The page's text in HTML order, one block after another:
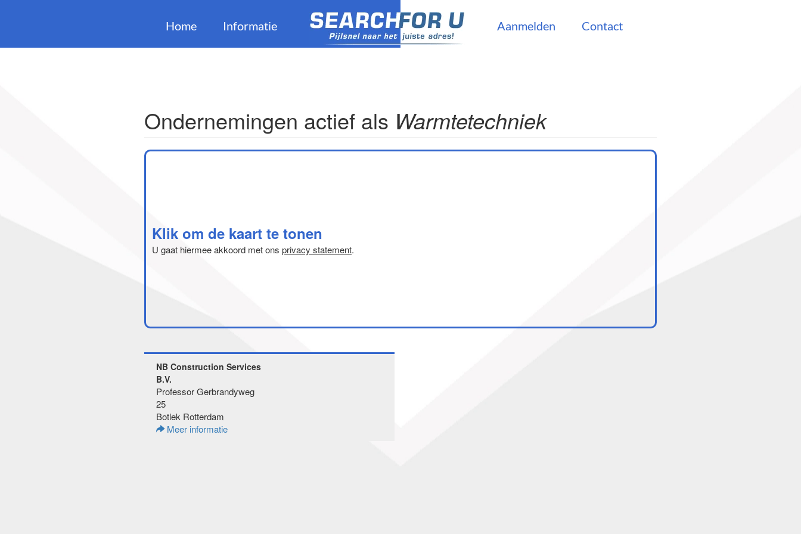
Home Informatie Aanmelden Contact
Ondernemingen actief als Warmtetechniek
Klik om de kaart te tonen
U gaat hiermee akkoord met ons privacy statement.
NB Construction Services
B.V.
Professor Gerbrandyweg
25
Botlek Rotterdam
Meer informatie